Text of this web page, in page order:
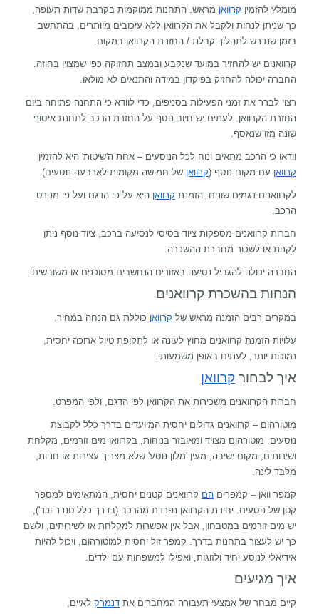
מומלץ להזמין קרוואן מראש. התחנות ממוקמות בקרבת שדות תעופה,
כך שניתן לנחות ולקבל את הקרוואן ללא עיכובים מיותרים, בהתחשב
בזמן שנדרש לתהליך קבלת / החזרת הקרוואן במקום.
קרוואנים יש להחזיר במועד שנקבע ובמצב תחזוקה כפי שמצוין בחוזה.
החברה יכולה להחזיק בפיקדון במידה והתנאים לא מולאו.
רצוי לברר את זמני הפעילות בסניפים, כדי לוודא כי התחנה פתוחה ביום
החזרת הקרוואן. לעתים יש חיוב נוסף על החזרת הרכב לתחנת איסוף
שונה מזו שנאסף.
וודאו כי הרכב מתאים ונוח לכל הנוסעים – אחת ה'שיטות' היא להזמין
קרוואן עם מקום נוסף (קרוואן של חמישה מקומות לארבעה נוסעים).
לקרוואנים דגמים שונים. הזמנת קרוואן היא על פי הדגם ועל פי מפרט
הרכב.
חברות קרוואנים מספקות ציוד בסיסי לנסיעה ברכב, ציוד נוסף ניתן
לקנות או לשכור מחברת ההשכרה.
החברה יכולה להגביל נסיעה באזורים הנחשבים מסוכנים או משובשים.
הנחות בהשכרת קרוואנים
במקרים רבים הזמנה מראש של קרוואן כוללת גם הנחה במחיר.
עלויות הזמנת קרוואנים מחוץ לעונה או לתקופת טיול ארוכה יחסית,
נמוכות יותר, לעתים באופן משמעותי.
איך לבחור קרוואן
חברות הקרוואנים משכירות את הקרוואן לפי הדגם, ולפי המפרט.
מוטורהום – קרוואנים גדולים יחסית המיועדים בדרך כלל לקבוצת
נוסעים. מוטורהום מצויד ומאובזר בנוחות, בקרוואן מים זורמים, מקלחת
ושירותים, מקום ישיבה, מעין 'מלון נוסע' שלא מצריך עצירות או חניות,
מלבד לינה.
קמפר וואן – קמפרים הם קרוואנים קטנים יחסית, המתאימים למספר
קטן של נוסעים. יחידת הקרוואן נפרדת מהרכב (בדרך כלל טנדר וכד'),
יש מים זורמים במטבחון, אבל אין אפשרות למקלחת או לשירותים, ולשם
כך יש לעצור בתחנות בדרך. קמפר זול יחסית למוטורהום, ויכול להיות
אידיאלי לנוסע יחיד ולזוגות, ואפילו למשפחות עם ילדים.
איך מגיעים
קיים מבחר של אמצעי תעבורה המחברים את דנמרק לאיים,